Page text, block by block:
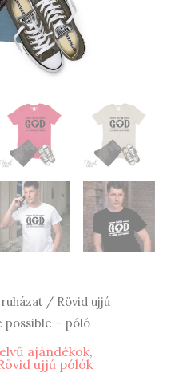
/ Rövid ujjú
possible – póló
ajándékok,
ujjú pólók